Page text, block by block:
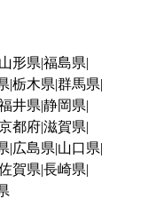
山形県 福島県
栃木県 群馬県
井県 静岡県
都府滋賀県
広島県 山口県
賀県 長崎県